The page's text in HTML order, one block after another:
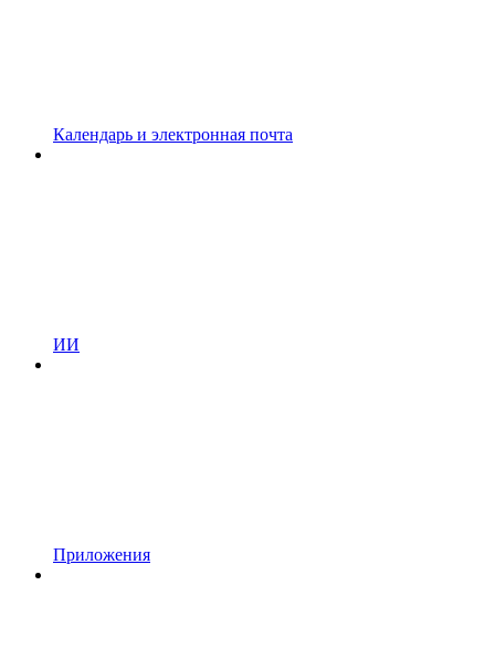
Календарь и электронная почта
ИИ
Приложения